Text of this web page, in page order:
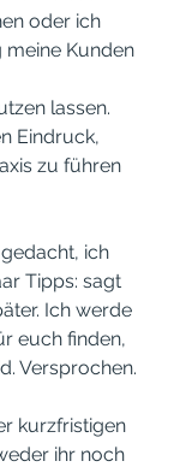
oder ich
Kunden
lassen.
Eindruck,
zu führen
ich
Tipps: sagt
Ich werde
euch finden,
Versprochen.
kurzfristigen
ihr noch